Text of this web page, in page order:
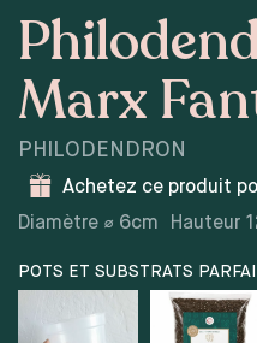
Marx
PHILODENDRON
Achetez ce produit
Diamètre ⌀ 6cm Hauteur
POTS ET SUBSTRATS